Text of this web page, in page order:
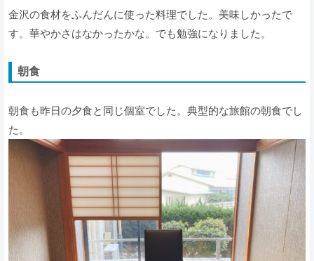
金沢の食材をふんだんに使った料理でした。美味しかったで
す。華やかさはなかったかな。でも勉強になりました。
朝食
朝食も昨日の夕食と同じ個室でした。典型的な旅館の朝食でし
た。